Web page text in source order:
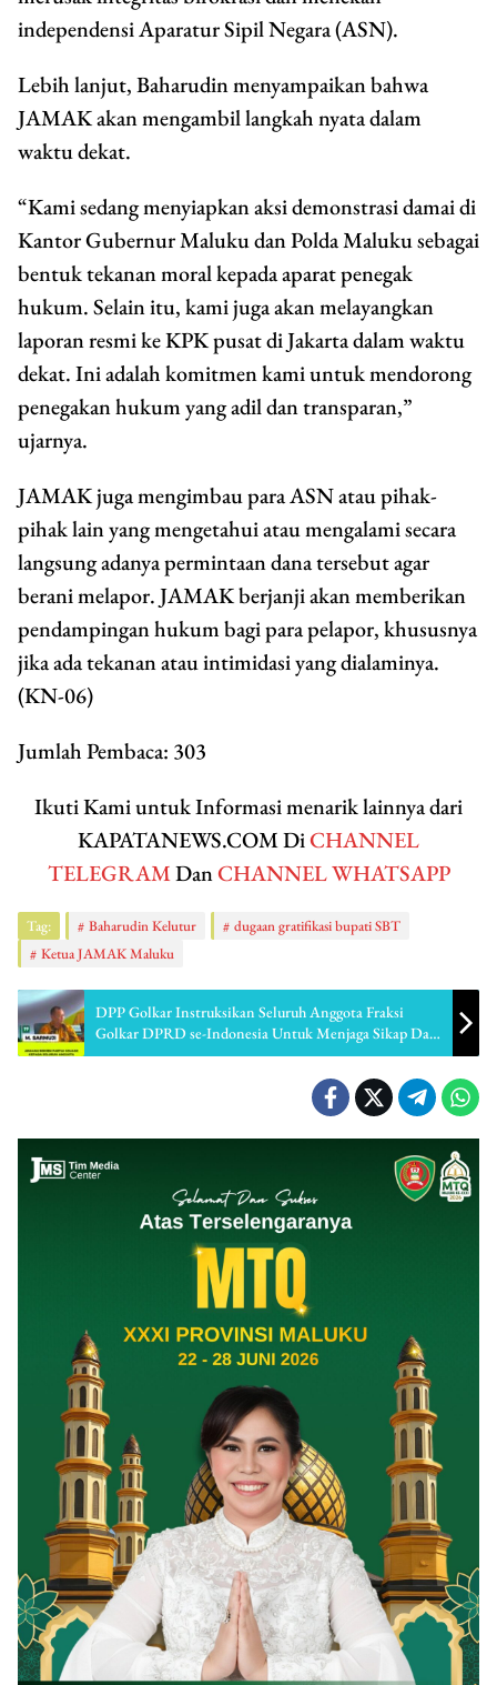
independensi Aparatur Sipil Negara (ASN).
Lebih lanjut, Baharudin menyampaikan bahwa
JAMAK akan mengambil langkah nyata dalam
waktu dekat.
“Kami sedang menyiapkan aksi demonstrasi damai di
Kantor Gubernur Maluku dan Polda Maluku sebagai
bentuk tekanan moral kepada aparat penegak
hukum. Selain itu, kami juga akan melayangkan
laporan resmi ke KPK pusat di Jakarta dalam waktu
dekat. Ini adalah komitmen kami untuk mendorong
penegakan hukum yang adil dan transparan,”
ujarnya.
JAMAK juga mengimbau para ASN atau pihak-
pihak lain yang mengetahui atau mengalami secara
langsung adanya permintaan dana tersebut agar
berani melapor. JAMAK berjanji akan memberikan
pendampingan hukum bagi para pelapor, khususnya
jika ada tekanan atau intimidasi yang dialaminya.
(KN-06)
Jumlah Pembaca: 303
Ikuti Kami untuk Informasi menarik lainnya dari
KAPATANEWS.COM DiCHANNEL
TELEGRAMDanCHANNEL WHATSAPP
Tag: Baharudin Kelutur
dugaan gratifikasi bupati SBT
Ketua JAMAK Maluku
DPP Golkar Instruksikan Seluruh Anggota Fraksi
Golkar DPRD se-Indonesia Untuk Menjaga Sikap Dan
Tutur Kata Serta Tidak Meninggalkan Daerahnya